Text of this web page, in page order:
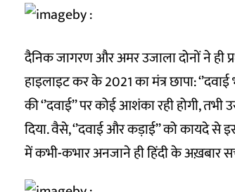
दैनिक जागरण और अमर उजाला दोनों ने ही
हाइलाइट कर के 2021 का मंत्र छापा:
की ‘’दवाई’’ पर कोई आशंका रही होगी,
दिया. वैसे, ‘’दवाई और कड़ाई’’ को कायदे
में कभी-कभार अनजाने ही हिंदी के अख़बार